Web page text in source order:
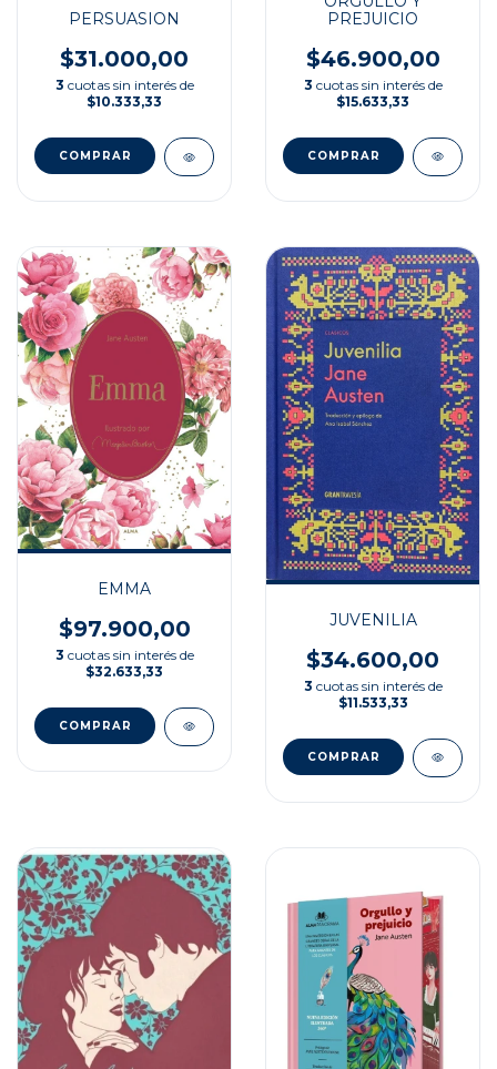
PERSUASION
$31.000,00
3 cuotas sin interés de
$10.333,33
PREJUICIO
$46.900,00
3 cuotas sin interés de
$15.633,33
EMMA
$97.900,00
3 cuotas sin interés de
$32.633,33
JUVENILIA
$34.600,00
3 cuotas sin interés de
$11.533,33